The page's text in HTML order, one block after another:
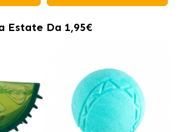
Estate Da 1,95€